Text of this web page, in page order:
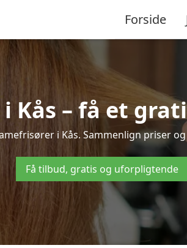
Forside
Kås – få et
i Kås. Sammenlign priser
Få tilbud, gratis og uforpligtende